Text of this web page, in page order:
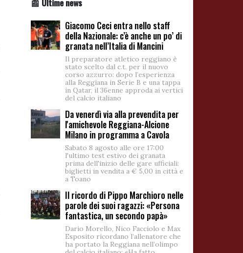
📰 Ultime news
Giacomo Ceci entra nello staff
della Nazionale: c’è anche un po’ di
granata nell’Italia di Mancini
Il preparatore atletico reggiano è
stato scelto dal c.t. per il nuovo
corso azzurro: dopo l’esperienza
alla Reggiana in Serie B e una tappa
in Qatar, il 36enne approda ai vertici
del calcio italiano
Da venerdì via alla prevendita per
l'amichevole Reggiana-Alcione
Milano in programma a Cavola
Sabato 8 agosto alle ore 17:00
l'ultimo test estivo dei granata
prima dell'inizio delle gare ufficiali:
biglietti in vendita a € 5,00 in città e
a Toano
Il ricordo di Pippo Marchioro nelle
parole dei suoi ragazzi: «Persona
fantastica, un secondo papà»
Dario Morello, Nico Facciolo e Max
Esposito ricordano l’allenatore che
ha portato la Reggiana nell’olimpo